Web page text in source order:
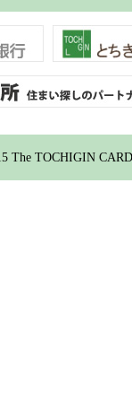
The TOCHIGIN